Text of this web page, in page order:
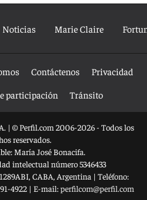
Noticias Marie Claire
Contáctenos
Privacidad
participación Tránsito
| © Perfil.com 2006-2026 - Todos los
reservados.
María José Bonacifa.
intelectual número 5346433
, CABA, Argentina | Teléfono:
4922| E-mail:perfilcom@perfil.com